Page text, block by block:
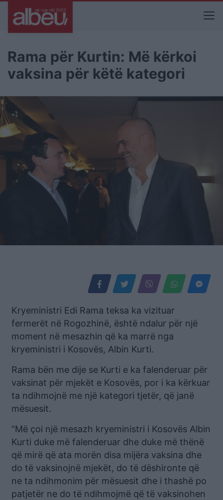
Rama për Kurtin: Më kërkoi
vaksina për këtë kategori
Kryeministri Edi Rama teksa ka vizituar
fermerët në Rogozhinë, është ndalur për një
moment në mesazhin që ka marrë nga
kryeministri i Kosovës, Albin Kurti.
Rama bën me dije se Kurti e ka falenderuar për
vaksinat për mjekët e Kosovës, por i ka kërkuar
ta ndihmojnë me një kategori tjetër, që janë
mësuesit.
“Më çoi një mesazh kryeministri i Kosovës Albin
Kurti duke më falenderuar dhe duke më thënë
që mirë që ata morën disa mijëra vaksina dhe
do të vaksinojnë mjekët, do të dëshironte që
ne ta ndihmonim për mësuesit dhe i thashë po
patjetër ne do të ndihmojmë që të vaksinohen